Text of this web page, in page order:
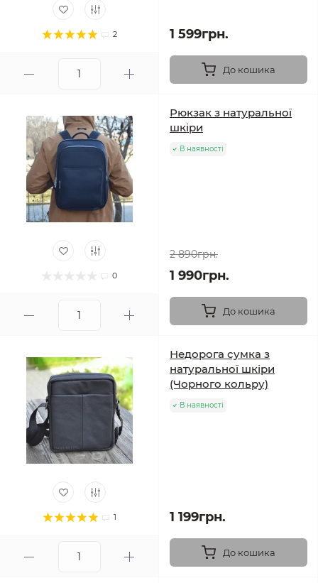
2 1 599грн.
До кошика
0
Рюкзак з натуральної
шкіри
В наявності
2 890грн.
1 990грн.
До кошика
1
Недорога сумка з
натуральної шкіри
(Чорного кольру)
В наявності
1 199грн.
До кошика